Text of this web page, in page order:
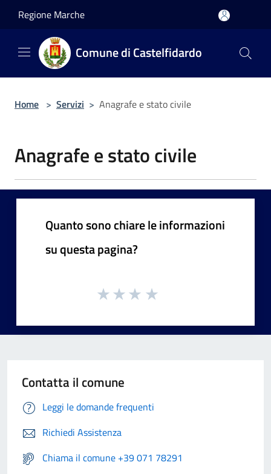
Regione Marche
Comune di Castelfidardo
Home > Servizi > Anagrafe e stato civile
Anagrafe e stato civile
Quanto sono chiare le informazioni
su questa pagina?
Contatta il comune
Leggi le domande frequenti
Richiedi Assistenza
Chiama il comune +39 071 78291